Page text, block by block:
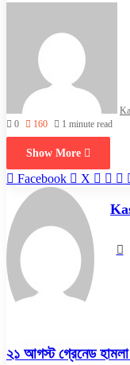
0
160 1 minute read
Show More
Facebook X
২১
২১ আগস্ট গ্রেনেড